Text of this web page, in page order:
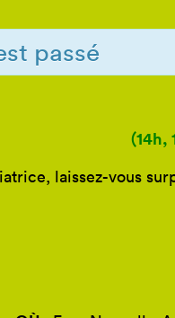
passé
(14h,
laissez-vous